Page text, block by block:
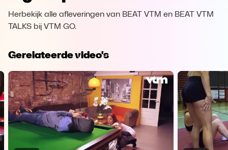
Herbekijk alle afleveringen van BEAT VTM en BEAT VTM
TALKS bij VTM GO.
Gerelateerde video's